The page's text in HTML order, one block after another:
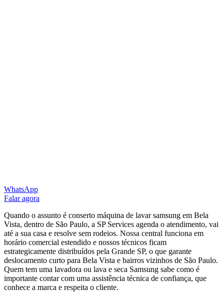
WhatsApp
Falar agora
Quando o assunto é conserto máquina de lavar samsung em Bela
Vista, dentro de São Paulo, a SP Services agenda o atendimento, vai
até a sua casa e resolve sem rodeios. Nossa central funciona em
horário comercial estendido e nossos técnicos ficam
estrategicamente distribuídos pela Grande SP, o que garante
deslocamento curto para Bela Vista e bairros vizinhos de São Paulo.
Quem tem uma lavadora ou lava e seca Samsung sabe como é
importante contar com uma assistência técnica de confiança, que
conhece a marca e respeita o cliente.